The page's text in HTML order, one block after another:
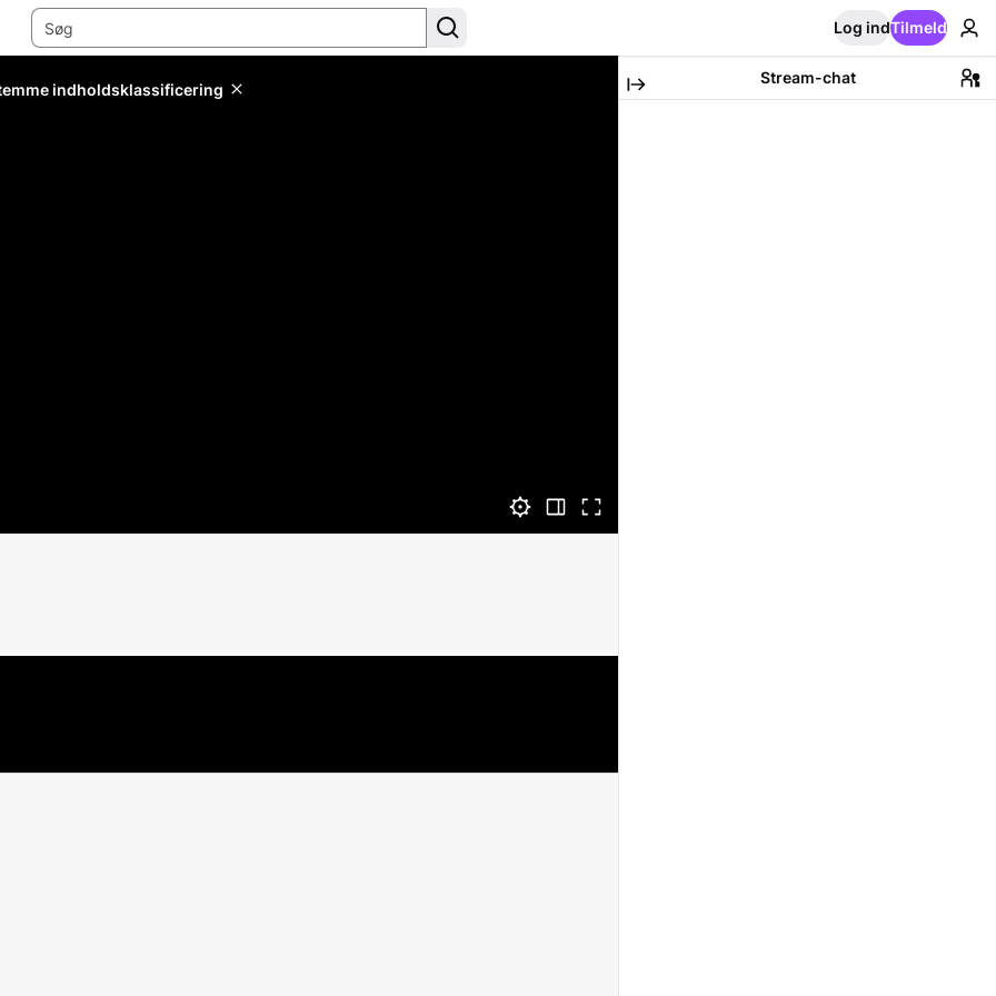
Log indTilmeld
indholdsklassificering
Stream-chat